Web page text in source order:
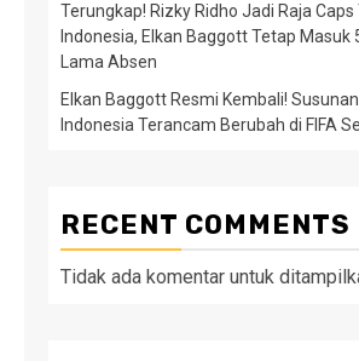
Terungkap! Rizky Ridho Jadi Raja
Indonesia, Elkan Baggott Tetap Masuk
Lama Absen
Elkan Baggott Resmi Kembali!
Indonesia Terancam Berubah di FIFA
RECENT COMMENTS
Tidak ada komentar untuk